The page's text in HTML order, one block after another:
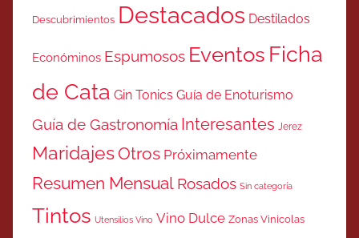
Descubrimientos Destacados Destilados
Económinos Espumosos Eventos Ficha
de Cata Gin Tonics Guía de Enoturismo
Guía de Gastronomía Interesantes Jerez
MaridajesOtros Próximamente
Resumen Mensual Rosados Sin categoría
Tintos Utensilios Vino Vino Dulce Zonas Vinicolas